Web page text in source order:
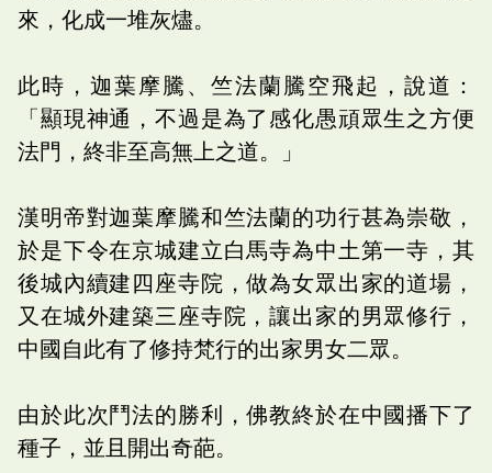
來，化成一堆灰燼。
此時，迦葉摩騰、竺法蘭騰空飛起，說道：
「顯現神通，不過是為了感化愚頑眾生之方便
法門，終非至高無上之道。」
漢明帝對迦葉摩騰和竺法蘭的功行甚為崇敬，
於是下令在京城建立白馬寺為中土第一寺，其
後城內續建四座寺院，做為女眾出家的道場，
又在城外建築三座寺院，讓出家的男眾修行，
中國自此有了修持梵行的出家男女二眾。
由於此次鬥法的勝利，佛教終於在中國播下了
種子，並且開出奇葩。